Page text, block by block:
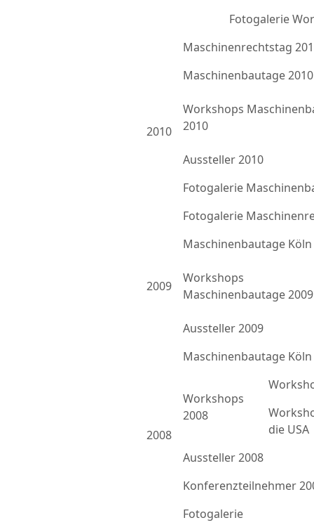
Fotogalerie
2010
Maschinenrechtstag
Maschinenbautage 2010
Workshops
2010
Aussteller 2010
Fotogalerie
Fotogalerie
2009
Maschinenbautage Köln
Workshops
Maschinenbautage 2009
Aussteller 2009
2008
Maschinenbautage Köln
Workshops
2008
die USA
Aussteller 2008
Konferenzteilnehmer
Fotogalerie